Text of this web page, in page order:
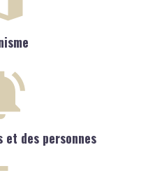
et des personnes